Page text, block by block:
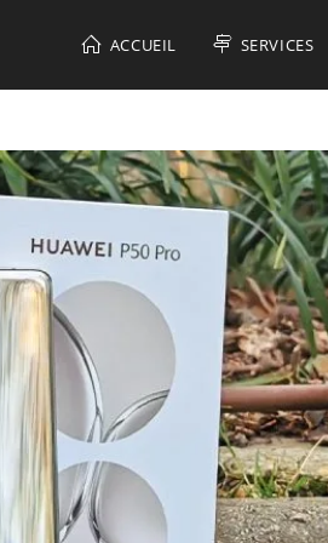
ACCUEIL SERVICES